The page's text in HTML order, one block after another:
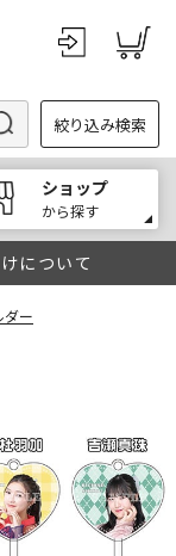
絞り込み検索
ショップ
から探す
について
ダー